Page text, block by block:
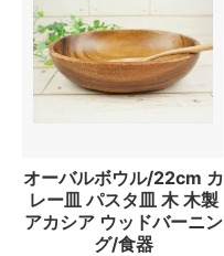
オーバルボウル/22cm カ
レー皿 パスタ皿 木 木製
アカシア ウッドバーニン
グ/食器